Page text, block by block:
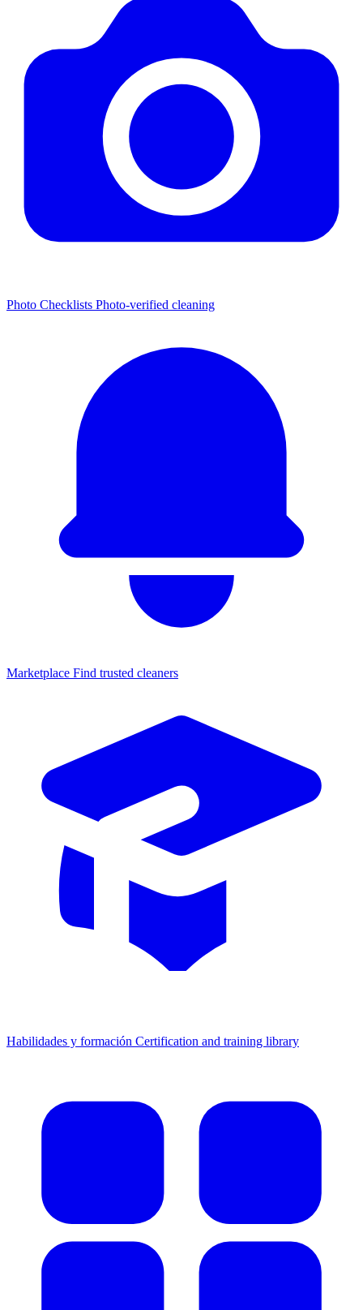
Photo Checklists Photo-verified cleaning
Marketplace Find trusted cleaners
Habilidades y formación Certification and training library